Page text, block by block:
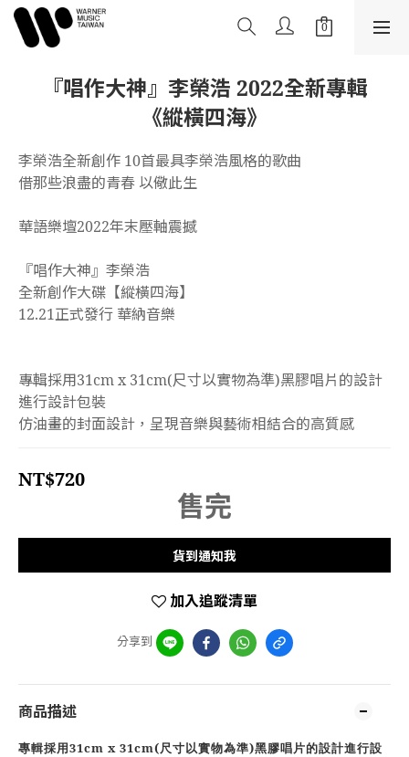
『唱作大神』李榮浩 2022全新專輯
《縱橫四海》
李榮浩全新創作 10首最具李榮浩風格的歌曲
借那些浪盡的青春 以儆此生
華語樂壇2022年末壓軸震撼
『唱作大神』李榮浩
全新創作大碟【縱橫四海】
12.21正式發行 華納音樂
專輯採用31cm x 31cm(尺寸以實物為準)黑膠唱片的設計
進行設計包裝
仿油畫的封面設計，呈現音樂與藝術相結合的高質感
NT$720
售完
貨到通知我
加入追蹤清單
分享到
商品描述
專輯採用 31cm x 31cm(尺寸以實物為準)黑膠唱片的設計進行設